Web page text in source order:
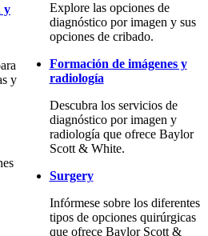
y
y
Explore las opciones de
diagnóstico por imagen y sus
opciones de cribado.
Formación de imágenes y
radiología
Descubra los servicios de
diagnóstico por imagen y
radiología que ofrece Baylor
Scott & White.
Surgery
Infórmese sobre los diferentes
tipos de opciones quirúrgicas
que ofrece Baylor Scott &